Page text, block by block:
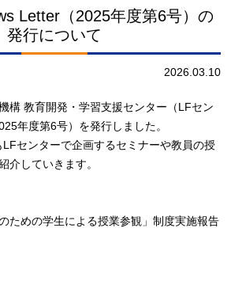
Letter（2025年度第6号）の
発行について
2026.03.10
構 教育開発・学習支援センター（LFセン
年度第6号）を発行しました。
センターで企画するセミナーや教員の授
介していきます。
ための学生による授業参観」制度実施報告